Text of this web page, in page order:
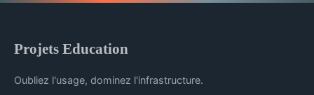
Projets Education
Oubliez l'usage, dominez l'infrastructure.